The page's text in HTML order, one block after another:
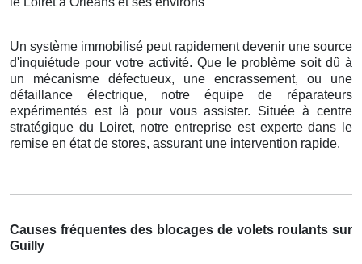
Un système immobilisé peut rapidement devenir une source
d'inquiétude pour votre activité. Que le problème soit dû à
un mécanisme défectueux, une encrassement, ou une
défaillance électrique, notre équipe de réparateurs
expérimentés est là pour vous assister. Située à centre
stratégique du Loiret, notre entreprise est experte dans le
remise en état de stores, assurant une intervention rapide.
Causes fréquentes des blocages de volets roulants sur
Guilly